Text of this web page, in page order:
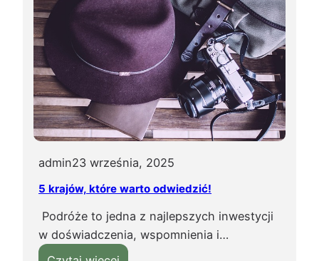
i
a
w
ł
o
s
k
a
,
e
g
o
m
admin23 września, 2025
5 krajów, które warto odwiedzić!
Podróże to jedna z najlepszych inwestycji
w doświadczenia, wspomnienia i…